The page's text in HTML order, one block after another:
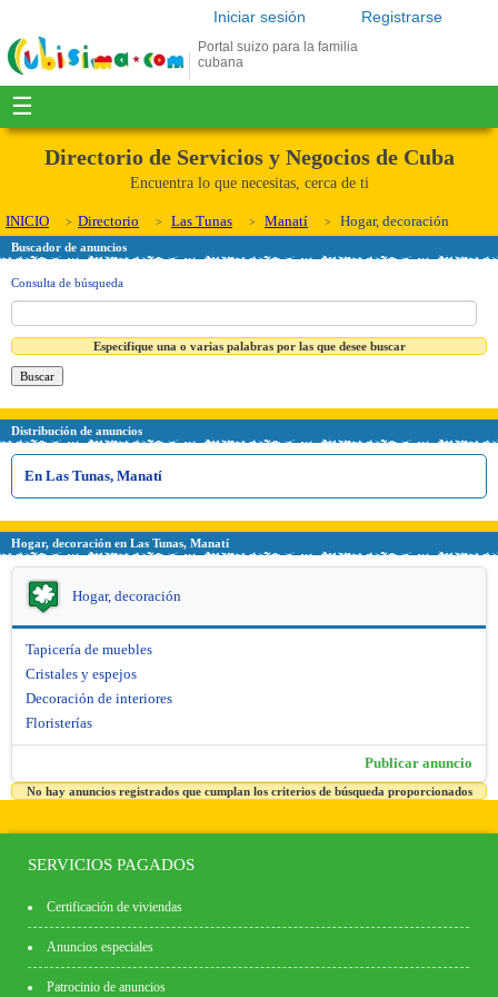
Registrarse
Iniciar sesión
Portal suizo para la familia
cubana
☰
Directorio de Servicios y Negocios de Cuba
Encuentra lo que necesitas, cerca de ti
INICIO Directorio Las Tunas Manatí Hogar, decoración
Buscador de anuncios
Consulta de búsqueda
Especifique una o varias palabras por las que desee buscar
Distribución de anuncios
En Las Tunas, Manatí
Hogar, decoración en Las Tunas, Manatí
Hogar, decoración
Tapicería de muebles
Cristales y espejos
Decoración de interiores
Floristerías
Publicar anuncio
No hay anuncios registrados que cumplan los criterios de búsqueda proporcionados
SERVICIOS PAGADOS
Certificación de viviendas
Anuncios especiales
Patrocinio de anuncios